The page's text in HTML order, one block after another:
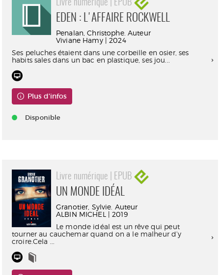
Livre numérique | EPUB
EDEN : L'AFFAIRE ROCKWELL
Penalan, Christophe. Auteur
Viviane Hamy | 2024
Ses peluches étaient dans une corbeille en osier, ses
habits sales dans un bac en plastique, ses jou...
Plus d'infos
Disponible
Livre numérique | EPUB
UN MONDE IDÉAL
Granotier, Sylvie. Auteur
ALBIN MICHEL | 2019
Le monde idéal est un rêve qui peut
tourner au cauchemar quand on a le malheur d’y
croire.Cela ...